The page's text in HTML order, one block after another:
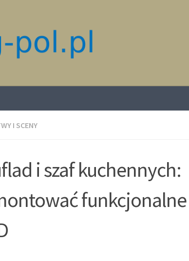
I SCENY
i szaf kuchennych:
funkcjonalne